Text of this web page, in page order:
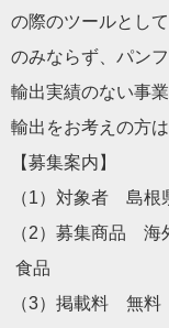
の際のツールとし
のみならず、パン
輸出実績のない事
輸出をお考えの方
【募集案内】
（1）対象者 島根
（2）募集商品 海
食品
（3）掲載料 無料